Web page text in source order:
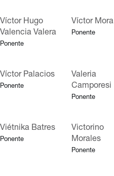
Víctor Hugo
Valencia Valera
Ponente
Víctor Mora
Ponente
Víctor Palacios
Ponente
Valeria
Camporesi
Ponente
Viétnika Batres
Ponente
Victorino
Morales
Ponente